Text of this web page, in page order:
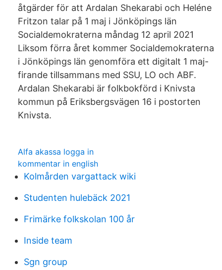
åtgärder för att Ardalan Shekarabi och Heléne
Fritzon talar på 1 maj i Jönköpings län
Socialdemokraterna måndag 12 april 2021
Liksom förra året kommer Socialdemokraterna
i Jönköpings län genomföra ett digitalt 1 maj-
firande tillsammans med SSU, LO och ABF.
Ardalan Shekarabi är folkbokförd i Knivsta
kommun på Eriksbergsvägen 16 i postorten
Knivsta.
Alfa akassa logga in
kommentar in english
Kolmården vargattack wiki
Studenten hulebäck 2021
Frimärke folkskolan 100 år
Inside team
Sgn group